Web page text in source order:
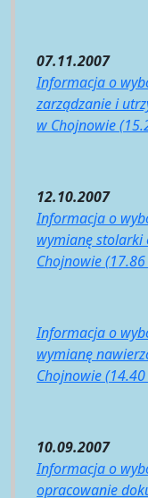
07.11.2007
Informacja o
zarządzanie i
w Chojnowie
12.10.2007
Informacja o
wymianę
Chojnowie
Informacja o
wymianę
Chojnowie
10.09.2007
Informacja o
opracowanie